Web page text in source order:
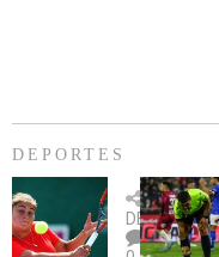
DEPORTES
Billie
Jean
King
DEPORTES